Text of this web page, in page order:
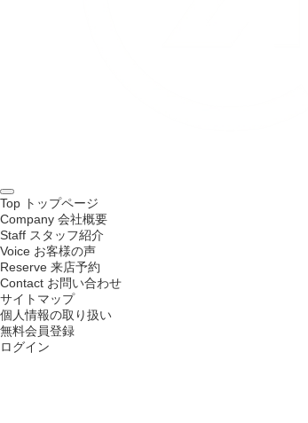
Top トップページ
Company 会社概要
Staff スタッフ紹介
Voice お客様の声
Reserve 来店予約
Contact お問い合わせ
サイトマップ
個人情報の取り扱い
無料会員登録
ログイン